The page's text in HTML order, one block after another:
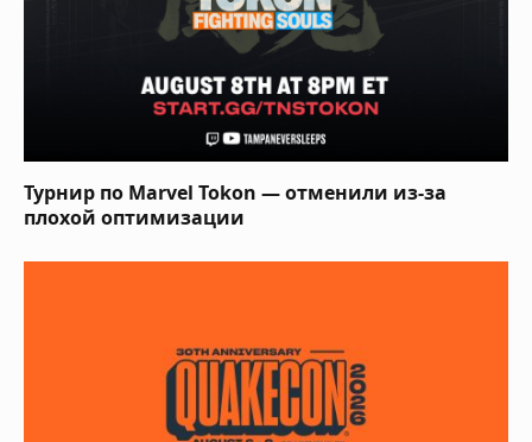
Турнир по Marvel Tokon — отменили из-за
плохой оптимизации